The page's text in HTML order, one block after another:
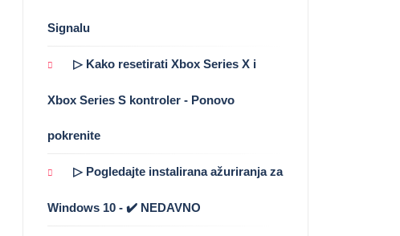
Signalu
▷ Kako resetirati Xbox Series X i
Xbox Series S kontroler - Ponovo
pokrenite
▷ Pogledajte instalirana ažuriranja za
Windows 10 - ✔️ NEDAVNO